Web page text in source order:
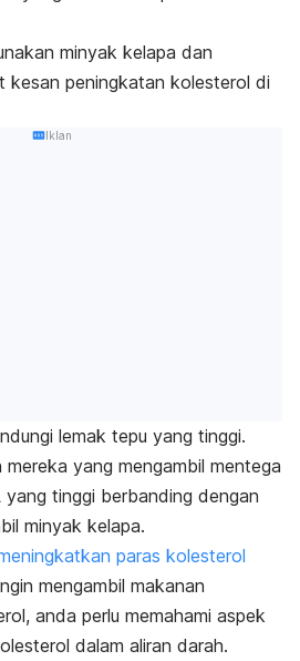
minyak kelapa dan
kesan peningkatan kolesterol di
Iklan
lemak tepu yang tinggi.
mereka yang mengambil mentega
yang tinggi berbanding dengan
minyak kelapa.
paras kolesterol
mengambil makanan
anda perlu memahami aspek
dalam aliran darah.